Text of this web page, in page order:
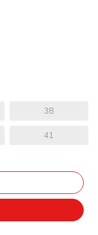
38
41